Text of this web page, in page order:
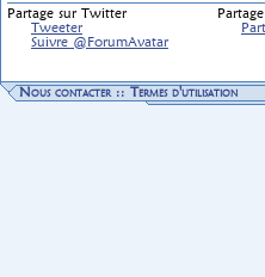
Partage sur Twitter
Tweeter
Suivre @ForumAvatar
Nous contacter::Termes d'utilisation